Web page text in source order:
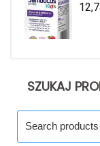
SZUKAJ
for: